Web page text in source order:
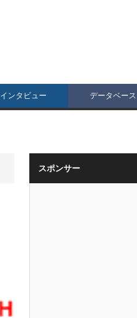
インタビュー データベース
スポンサー